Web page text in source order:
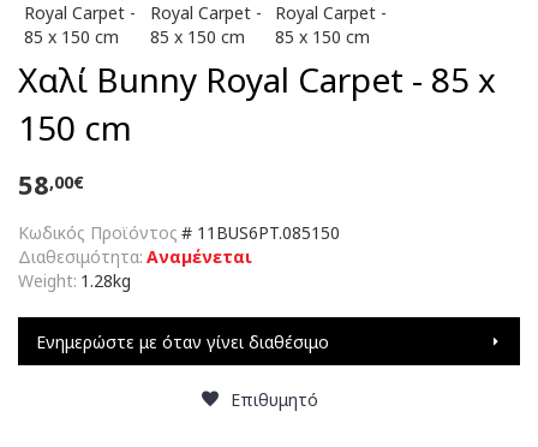
Χαλί Bunny Royal Carpet - 85 x
150 cm
Κωδικός Προϊόντος # 11BUS6PT.085150
Διαθεσιμότητα: Αναμένεται
Weight: 1.28kg
58,00€
Ενημερώστε με όταν γίνει διαθέσιμο
Επιθυμητό